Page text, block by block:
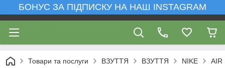
БОНУС ЗА ПІДПИСКУ НА НАШ INSTAGRAM
Товари та послуги ВЗУТТЯ ВЗУТТЯ NIKE AIR